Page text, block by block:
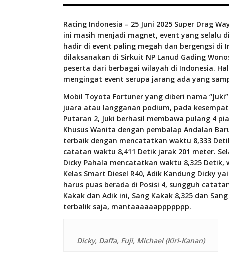
Racing Indonesia – 25 Juni 2025 Super Drag
ini masih menjadi magnet, event yang selalu
hadir di event paling megah dan bergengsi di
dilaksanakan di Sirkuit NP Lanud Gading
peserta dari berbagai wilayah di Indonesia.
mengingat event serupa jarang ada yang
Mobil Toyota Fortuner yang diberi nama
juara atau langganan podium, pada
Putaran 2, Juki berhasil membawa pulang 4
Khusus Wanita dengan pembalap Andalan
terbaik dengan mencatatkan waktu 8,333
catatan waktu 8,411 Detik jarak 201 meter.
Dicky Pahala mencatatkan waktu 8,325
Kelas Smart Diesel R40, Adik Kandung Dicky
harus puas berada di Posisi 4, sungguh
Kakak dan Adik ini, Sang Kakak 8,325 dan
terbalik saja, mantaaaaaappppppp.
Dicky, Daffa, Fuji, Michael (Kiri-Kanan)